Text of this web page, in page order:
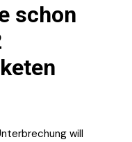
schon
will